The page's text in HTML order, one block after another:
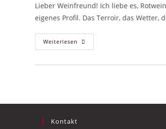
Lieber Weinfreund! Ich liebe es,
eigenes Profil. Das Terroir, das Wetter,
Weiterlesen
Kontakt